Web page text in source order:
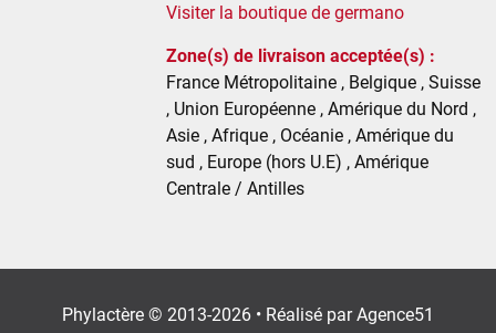
Visiter la boutique de germano
Zone(s) de livraison acceptée(s) :
France Métropolitaine , Belgique , Suisse
, Union Européenne , Amérique du Nord ,
Asie , Afrique , Océanie , Amérique du
sud , Europe (hors U.E) , Amérique
Centrale / Antilles
Phylactère © 2013-2026 • Réalisé parAgence51